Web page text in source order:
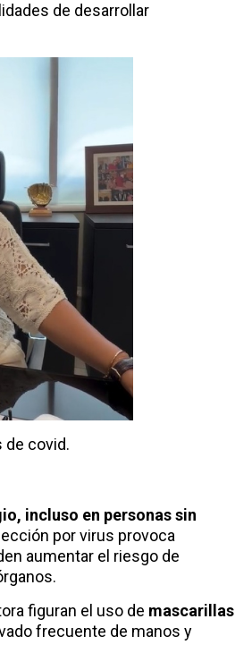
de desarrollar
de covid.
incluso en personas sin
por virus provoca
aumentar el riesgo de
figuran el uso de mascarillas
frecuente de manos y